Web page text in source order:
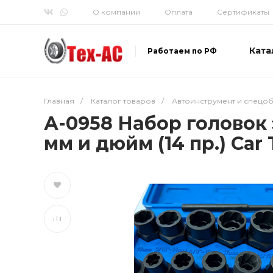
О компании Оплата Сертификаты
Работаем по РФ
Главная / Каталог товаров / Автоинструмент и
А-0958 Набор головок
мм и дюйм (14 пр.) Car